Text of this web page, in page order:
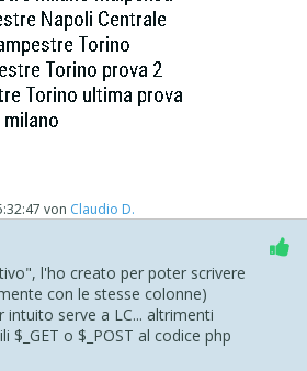
von Claudio D.
l'ho creato per poter scrivere
con le stesse colonne)
serve a LC... altrimenti
$_GET o $_POST al codice php